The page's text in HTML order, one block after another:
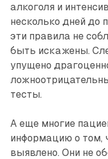
алкоголя и
несколько дней до
эти правила не
быть искажены.
упущено
тесты.
А еще многие
информацию о том,
выявлено. Они не